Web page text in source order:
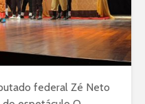
federal Zé Neto